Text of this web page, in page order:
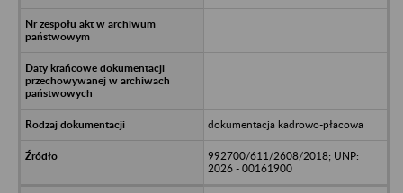
dokumentacja kadrowo-płacowa
992700/611/2608/2018; UNP:
2026 - 00161900